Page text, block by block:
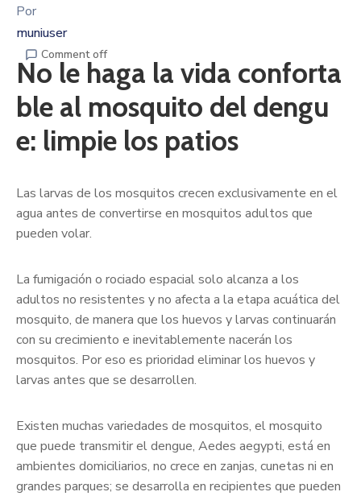
Por
muniuser
Comment off
No le haga la vida conforta
ble al mosquito del dengu
e: limpie los patios
Las larvas de los mosquitos crecen exclusivamente en el
agua antes de convertirse en mosquitos adultos que
pueden volar.
La fumigación o rociado espacial solo alcanza a los
adultos no resistentes y no afecta a la etapa acuática del
mosquito, de manera que los huevos y larvas continuarán
con su crecimiento e inevitablemente nacerán los
mosquitos. Por eso es prioridad eliminar los huevos y
larvas antes que se desarrollen.
Existen muchas variedades de mosquitos, el mosquito
que puede transmitir el dengue, Aedes aegypti, está en
ambientes domiciliarios, no crece en zanjas, cunetas ni en
grandes parques; se desarrolla en recipientes que pueden